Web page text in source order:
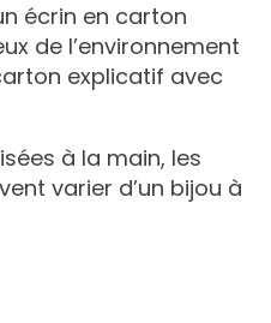
écrin en carton
de l’environnement
explicatif avec
à la main, les
varier d’un bijou à